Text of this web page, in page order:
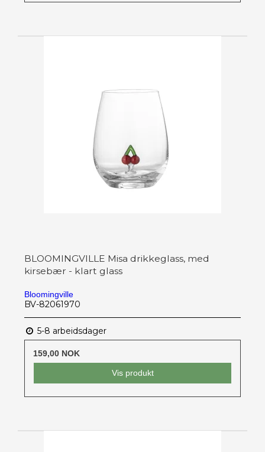
BLOOMINGVILLE Misa drikkeglass, med
kirsebær - klart glass
Bloomingville
BV-82061970
5-8 arbeidsdager
159,00 NOK
Vis produkt